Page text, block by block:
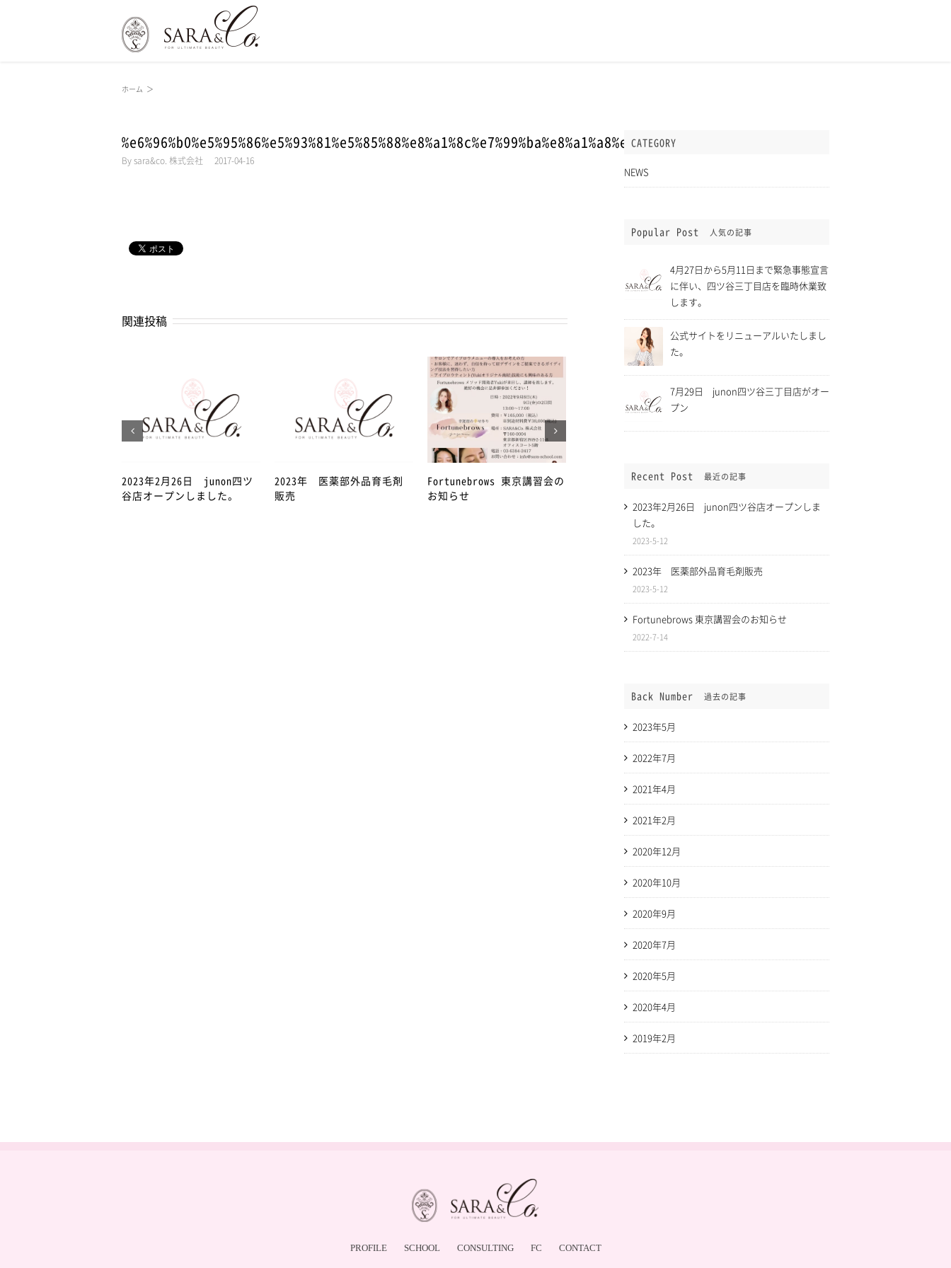
ホーム ＞
%e6%96%b0%e5%95%86%e5%93%81%e5%85%88%e8%a1%8c%e7%99%ba%e8%a1%a8%e4%bc%9a
Bysara&co. 株式会社 2017-04-16
関連投稿
2023年2月26日 junon四ツ
谷店オープンしました。
2023年 医薬部外品育毛剤
販売
Fortunebrows 東京講習会の
お知らせ
4月27日から5月11日まで緊
丁目店を臨時休業致します。
2021年4月1日 消費税「総
スについて税込表記になりま
CATEGORY
NEWS
Popular Post 人気の記事
4月27日から5月11日まで緊急事態宣言
に伴い、四ツ谷三丁目店を臨時休業致
します。
公式サイトをリニューアルいたしまし
た。
7月29日 junon四ツ谷三丁目店がオー
プン
Recent Post 最近の記事
2023年2月26日 junon四ツ谷店オープンしま
した。
2023-5-12
2023年 医薬部外品育毛剤販売
2023-5-12
Fortunebrows 東京講習会のお知らせ
2022-7-14
Back Number 過去の記事
2023年5月
2022年7月
2021年4月
2021年2月
2020年12月
2020年10月
2020年9月
2020年7月
2020年5月
2020年4月
2019年2月
PROFILE SCHOOL CONSULTING FC CONTACT